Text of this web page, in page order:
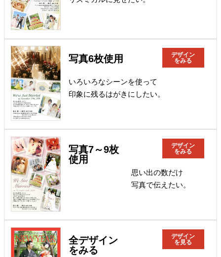
写真6枚使用
デザイン
をみる
いろいろなシーンを使って
印象に残るはがきにしたい。
写真7～9枚
使用
デザイン
をみる
思い出の数だけ
写真で伝えたい。
全デザイン
をみる
デザイン
を見る